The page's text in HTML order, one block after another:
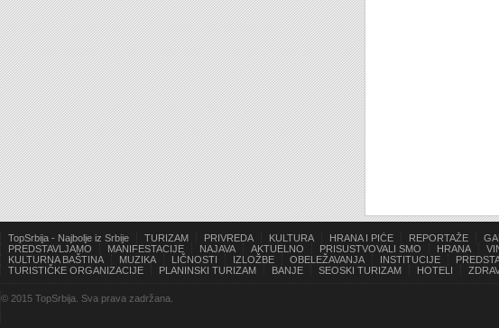
TopSrbija - Najbolje iz Srbije TURIZAM PRIVREDA KULTURA HRANA I PIĆE REPORTAŽE
PREDSTAVLJAMO
MANIFESTACIJE NAJAVA AKTUELNO PRISUSTVOVALI SMO HRANA
KULTURNA BAŠTINA
MUZIKA LIČNOSTI IZLOŽBE OBELEŽAVANJA INSTITUCIJE
TURISTIČKE ORGANIZACIJE
PLANINSKI TURIZAM BANJE SEOSKI TURIZAM HOTELI
© 2015 TopSrbija. Sva prava zadržana.